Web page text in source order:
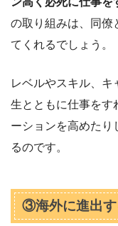
の取り組みは、同僚
てくれるでしょう。
レベルやスキル、キ
生とともに仕事をす
ーションを高めたり
るのです。
③海外に進出す